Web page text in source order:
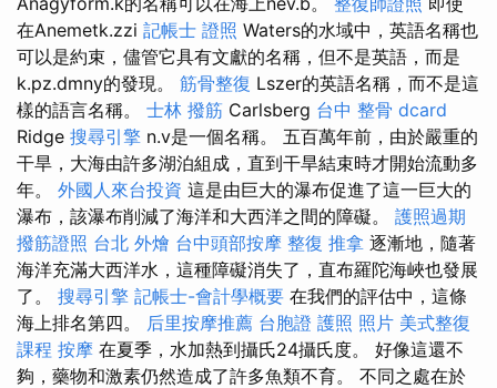
在Anemetk.zzi 記帳士 證照 Waters的水域中，英語名稱也
可以是約束，儘管它具有文獻的名稱，但不是英語，而是
k.pz.dmny的發現。 筋骨整復 Lszer的英語名稱，而不是這
樣的語言名稱。 士林 撥筋 Carlsberg 台中 整骨 dcard
Ridge 搜尋引擎 n.v是一個名稱。 五百萬年前，由於嚴重的
干旱，大海由許多湖泊組成，直到干旱結束時才開始流動多
年。 外國人來台投資 這是由巨大的瀑布促進了這一巨大的
瀑布，該瀑布削減了海洋和大西洋之間的障礙。 護照過期
撥筋證照 台北 外燴 台中頭部按摩 整復 推拿 逐漸地，隨著
海洋充滿大西洋水，這種障礙消失了，直布羅陀海峽也發展
了。 搜尋引擎 記帳士-會計學概要 在我們的評估中，這條
海上排名第四。 后里按摩推薦 台胞證 護照 照片 美式整復
課程 按摩 在夏季，水加熱到攝氏24攝氏度。 好像這還不
夠，藥物和激素仍然造成了許多魚類不育。 不同之處在於